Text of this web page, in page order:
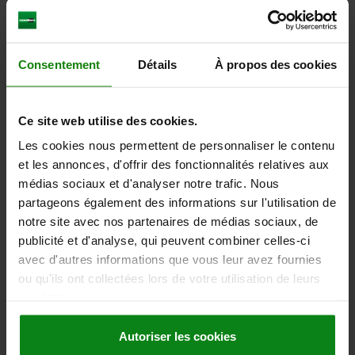
Consentement Détails À propos des cookies
Ce site web utilise des cookies.
Les cookies nous permettent de personnaliser le contenu
et les annonces, d'offrir des fonctionnalités relatives aux
médias sociaux et d'analyser notre trafic. Nous
partageons également des informations sur l'utilisation de
notre site avec nos partenaires de médias sociaux, de
publicité et d'analyse, qui peuvent combiner celles-ci
avec d'autres informations que vous leur avez fournies
ou qu'ils ont collectées lors de votre utilisation de leurs
Autoriser les cookies
TÉLÉCHARGEMENTS
D'autres clients ont
03080